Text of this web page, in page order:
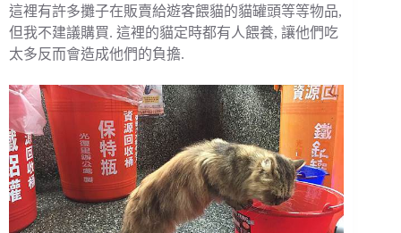
這裡有許多攤子在販賣給遊客餵貓的貓罐頭等等物品,
但我不建議購買. 這裡的貓定時都有人餵養, 讓他們吃
太多反而會造成他們的負擔.